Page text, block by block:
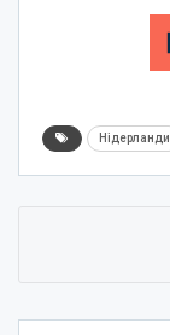
Нідерланди